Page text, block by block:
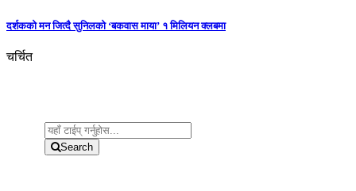
दर्शकको मन जित्दै सुनिलको ‘बकवास माया’ १ मिलियन क्लबमा
चर्चित
Search